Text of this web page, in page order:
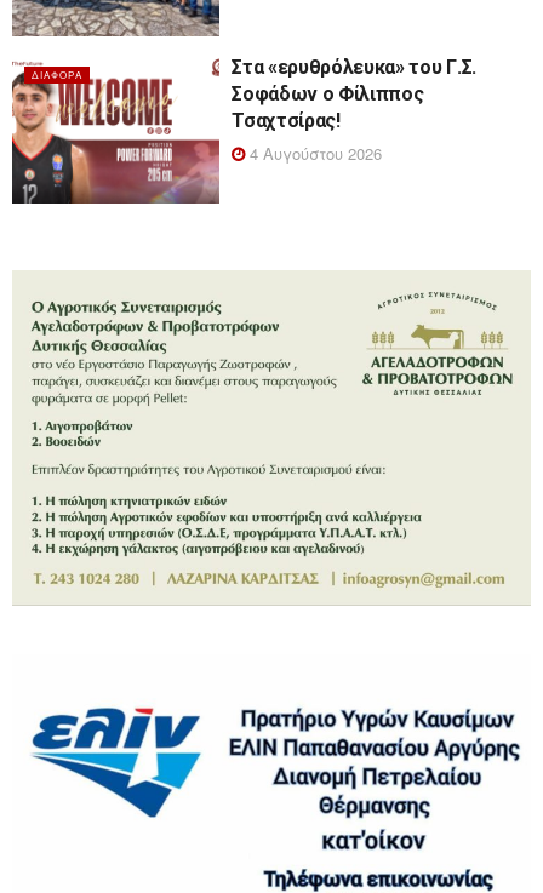
ΔΙΆΦΟΡΑ
Στα «ερυθρόλευκα» του Γ.Σ.
Σοφάδων ο Φίλιππος
Τσαχτσίρας!
4 Αυγούστου 2026